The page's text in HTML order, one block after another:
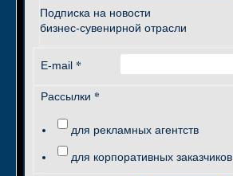
Подписка на новости
бизнес-сувенирной отрасли
E-mail *
Рассылки *
для рекламных агентств
для корпоративных заказчиков